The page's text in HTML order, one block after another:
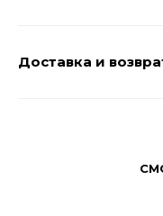
Доставка и